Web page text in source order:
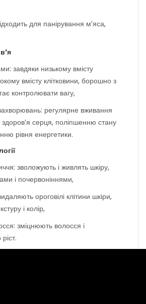
для панірування м’яса,
завдяки низькому вмісту
вмісту клітковини, борошно з
контролювати вагу,
регулярне вживання
здоров’я серця, поліпшенню стану
рівня енергетики.
зволожують і живлять шкіру,
і почервоніннями,
ороговілі клітини шкіри,
і колір,
зміцнюють волосся і